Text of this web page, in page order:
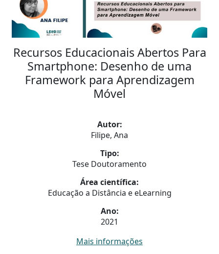
Recursos Educacionais Abertos Para
Smartphone: Desenho de uma
Framework para Aprendizagem
Móvel
Autor:
Filipe, Ana
Tipo:
Tese Doutoramento
Área científica:
Educação a Distância e eLearning
Ano:
2021
Mais informações